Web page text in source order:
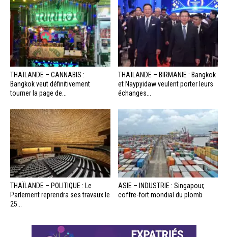
THAÏLANDE – CANNABIS :
Bangkok veut définitivement
tourner la page de...
THAÏLANDE – BIRMANIE : Bangkok
et Naypyidaw veulent porter leurs
échanges...
THAÏLANDE – POLITIQUE : Le
Parlement reprendra ses travaux le
25...
ASIE – INDUSTRIE : Singapour,
coffre-fort mondial du plomb